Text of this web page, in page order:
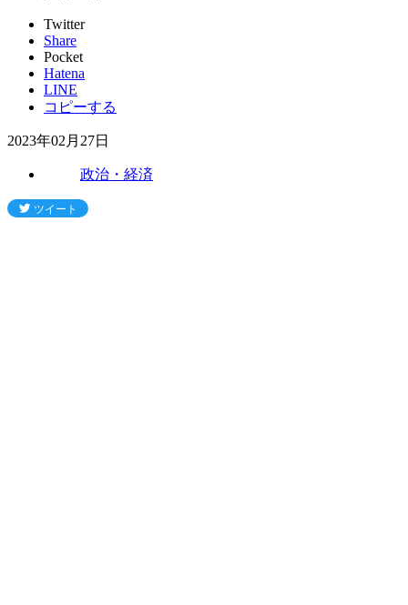
Twitter
Share
Pocket
Hatena
LINE
コピーする
2023年02月27日
政治・経済